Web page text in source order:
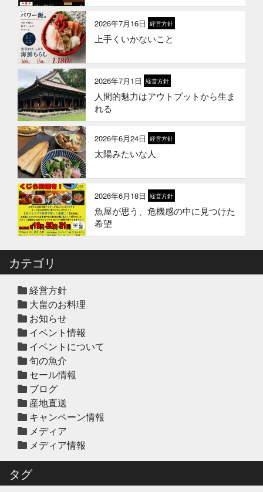
2026年3月10日 お知らせ
2026年1月21日 お知らせ
冬のギフトはかぎやオンラインスト
2026年1月1日 お知らせ
2025年12月12日 セール終了
冬の鍋おすすめ4選”予約販売スター
2025年12月10日 休業のお知らせ
ハタ鍋セット予約受付中2025年
2025年
白寿真鯛しゃぶしゃぶ用切り身予約
2026年7月16日 経営方針
上手くいかないこと
2026年7月1日 経営方針
人間的魅力はアウトプットから生ま
れる
2026年6月24日 経営方針
太陽みたいな人
2026年6月18日 経営方針
魚屋が思う、危機感の中に見つけた
希望
カテゴリ
経営方針
大畠のお料理
お知らせ
イベント情報
イベントについて
旬の魚介
セール情報
ブログ
産地直送
キャンペーン情報
メディア
メディア情報
タグ